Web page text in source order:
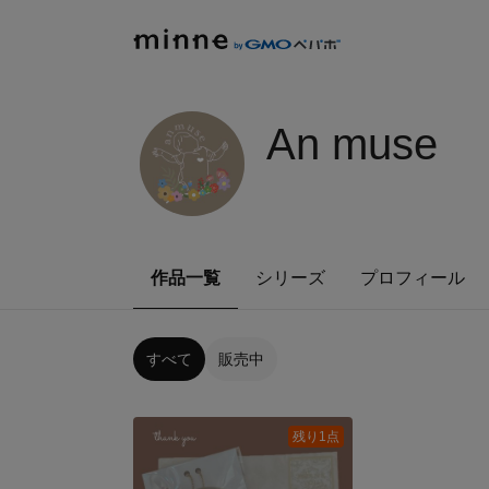
An muse
作品一覧 シリーズ プロフィール
すべて 販売中
残り1点